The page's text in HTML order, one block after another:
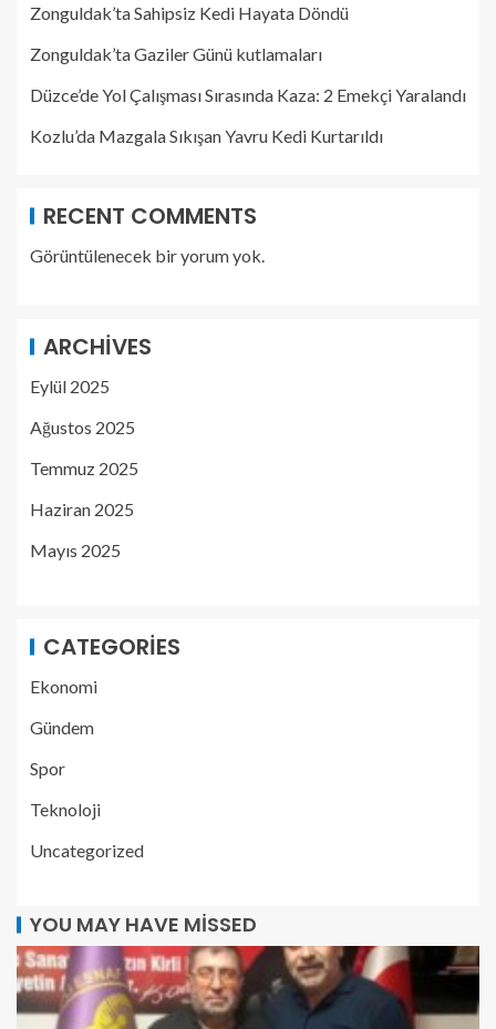
Zonguldak’ta Sahipsiz Kedi Hayata Döndü
Zonguldak’ta Gaziler Günü kutlamaları
Düzce’de Yol Çalışması Sırasında Kaza: 2 Emekçi Yaralandı
Kozlu’da Mazgala Sıkışan Yavru Kedi Kurtarıldı
RECENT COMMENTS
Görüntülenecek bir yorum yok.
ARCHIVES
Eylül 2025
Ağustos 2025
Temmuz 2025
Haziran 2025
Mayıs 2025
CATEGORIES
Ekonomi
Gündem
Spor
Teknoloji
Uncategorized
YOU MAY HAVE MISSED